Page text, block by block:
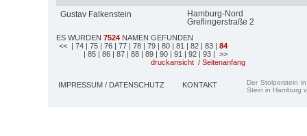
Gustav Falkenstein
Hamburg-Nord
Greflingerstraße 2
ES WURDEN 7524 NAMEN GEFUNDEN
<< | 74 | 75 | 76 | 77 | 78 | 79 | 80 | 81 | 82 | 83 | 84
| 85 | 86 | 87 | 88 | 89 | 90 | 91 | 92 | 93 | >>
druckansicht / Seitenanfang
IMPRESSUM / DATENSCHUTZ KONTAKT
Der Stolperstein
Stein in Hamburg